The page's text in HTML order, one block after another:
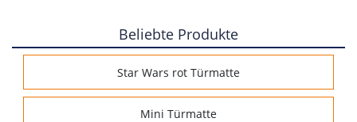
Beliebte Produkte
Star Wars rot Türmatte
Mini Türmatte